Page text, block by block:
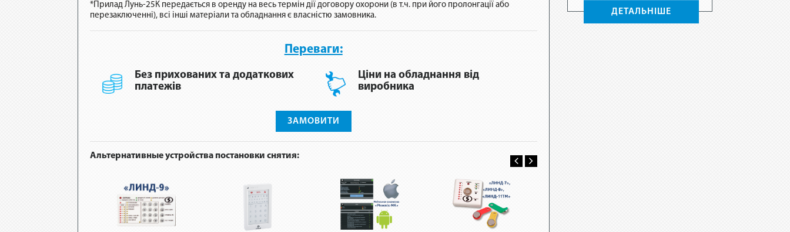
*Прилад Лунь-25К передається в оренду на весь термін дії договору охорони (в т.ч. при його пролонгації або
перезаключенні), всі інші матеріали та обладнання є власністю замовника.
Переваги:
Без прихованих та додаткових
платежів
Ціни на обладнання від
виробника
ЗАМОВИТИ
Альтернативные устройства постановки снятия:
ДЕТАЛЬНІШЕ